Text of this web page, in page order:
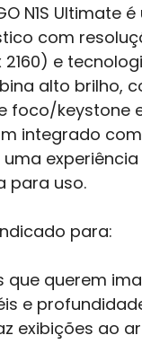
N1S Ultimate
com
e
alto brilho,
foco/keystone
integrado
para uso.
para:
que querem
e
exibições ao